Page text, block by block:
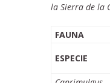
la Sierra de la
FAUNA
ESPECIE